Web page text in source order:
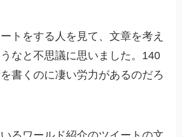
トをする人を見て、文章を考え
なと不思議に思いました。140
書くのに凄い労力があるのだろ